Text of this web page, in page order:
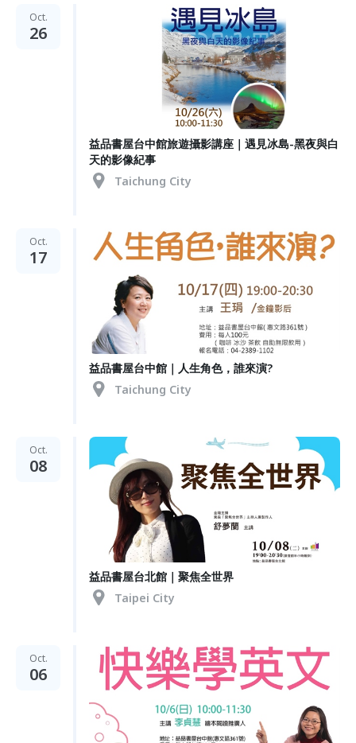
Oct.
26
益品書屋台中館旅遊攝影講座｜遇見冰島-黑夜與白
天的影像紀事
Taichung City
Oct.
17
益品書屋台中館｜人生角色，誰來演?
Taichung City
Oct.
08
益品書屋台北館｜聚焦全世界
Taipei City
Oct.
06